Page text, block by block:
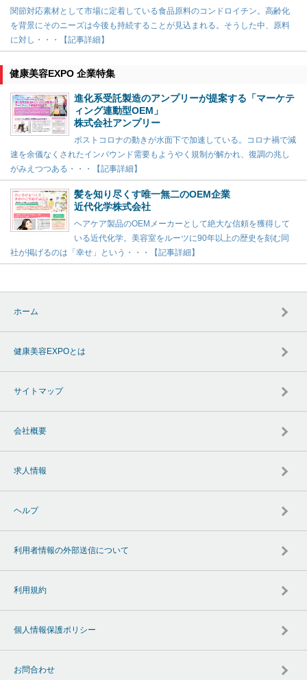
関節対応素材として市場に定着している食品原料のコンドロイチン。高齢化
を背景にそのニーズは今後も持続することが見込まれる。そうした中、原料
に対し・・・【記事詳細】
健康美容EXPO 企業特集
進化系受託製造のアンプリーが提案する「マーケテ
ィング連動型OEM」
株式会社アンプリー
ポストコロナの動きが水面下で加速している。コロナ禍で減
速を余儀なくされたインバウンド需要もようやく規制が解かれ、復調の兆し
がみえつつある・・・【記事詳細】
髪を知り尽くす唯一無二のOEM企業
近代化学株式会社
ヘアケア製品のOEMメーカーとして絶大な信頼を獲得して
いる近代化学。美容室をルーツに90年以上の歴史を刻む同
社が掲げるのは「幸せ」という・・・【記事詳細】
ホーム
健康美容EXPOとは
サイトマップ
会社概要
求人情報
ヘルプ
利用者情報の外部送信について
利用規約
個人情報保護ポリシー
お問合わせ